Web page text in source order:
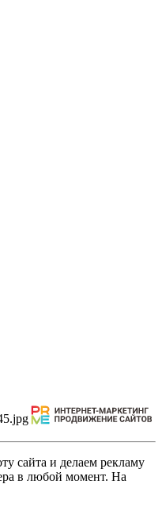
сайта и делаем рекламу
в любой момент. На